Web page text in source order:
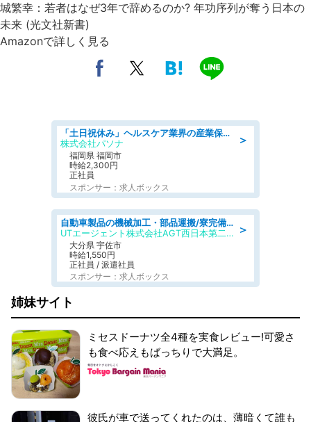
城繁幸：若者はなぜ3年で辞めるのか? 年功序列が奪う日本の
未来 (光文社新書)
Amazonで詳しく見る
＞
「土日祝休み」ヘルスケア業界の産業保健師/高時給/未経験OK/要資格:保健師、正看護師
株式会社パソナ
福岡県 福岡市
時給2,300円
正社員
スポンサー：求人ボックス
＞
自動車製品の機械加工・部品運搬/寮完備/日払い/工場・製造
UTエージェント株式会社AGT西日本第二CU
大分県 宇佐市
時給1,550円
正社員 / 派遣社員
スポンサー：求人ボックス
姉妹サイト
ミセスドーナツ全4種を実食レビュー!可愛さ
も食べ応えもばっちりで大満足。
彼氏が車で送ってくれたのは、薄暗くて誰も